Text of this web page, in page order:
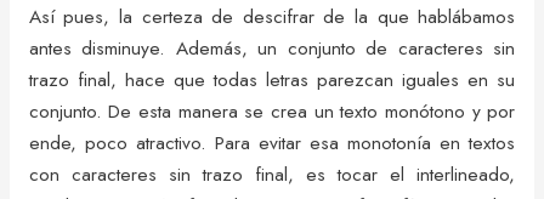
Así pues, la certeza de descifrar de la que hablábamos
antes disminuye. Además, un conjunto de caracteres sin
trazo final, hace que todas letras parezcan iguales en su
conjunto. De esta manera se crea un texto monótono y por
ende, poco atractivo. Para evitar esa monotonía en textos
con caracteres sin trazo final, es tocar el interlineado,